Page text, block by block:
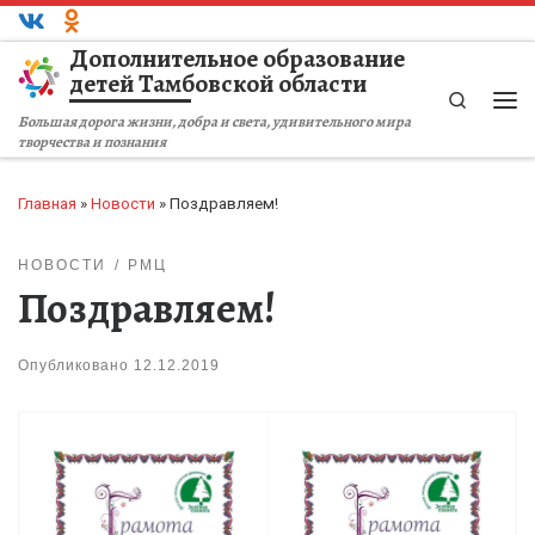
Перейти к содержимому
Дополнительное образование
детей Тамбовской области
Большая дорога жизни, добра и света, удивительного мира
творчества и познания
Search
Главная » Новости » Поздравляем!
НОВОСТИ РМЦ
Поздравляем!
Опубликовано 12.12.2019